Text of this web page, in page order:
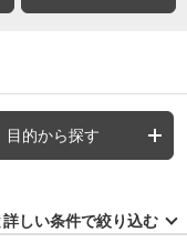
目的から探す
詳しい条件で絞り込む